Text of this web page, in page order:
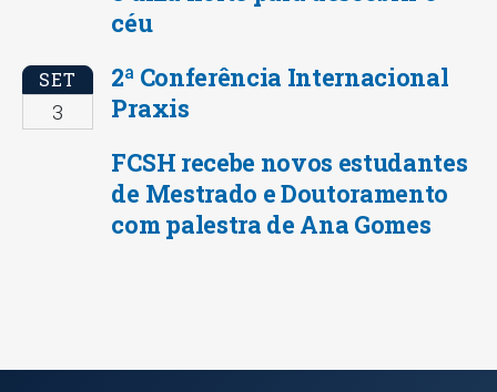
céu
SET
3
2ª Conferência Internacional
Praxis
FCSH recebe novos estudantes
de Mestrado e Doutoramento
com palestra de Ana Gomes